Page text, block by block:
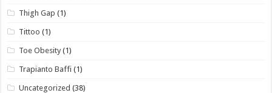
Thigh Gap (1)
Tittoo (1)
Toe Obesity (1)
Trapianto Baffi (1)
Uncategorized (38)